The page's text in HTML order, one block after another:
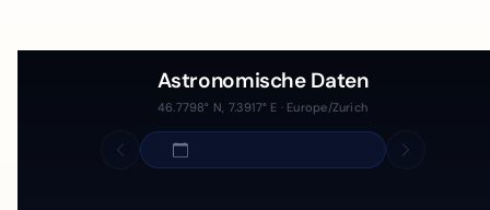
Astronomische Daten
46.7798° N, 7.3917° E · Europe/Zurich